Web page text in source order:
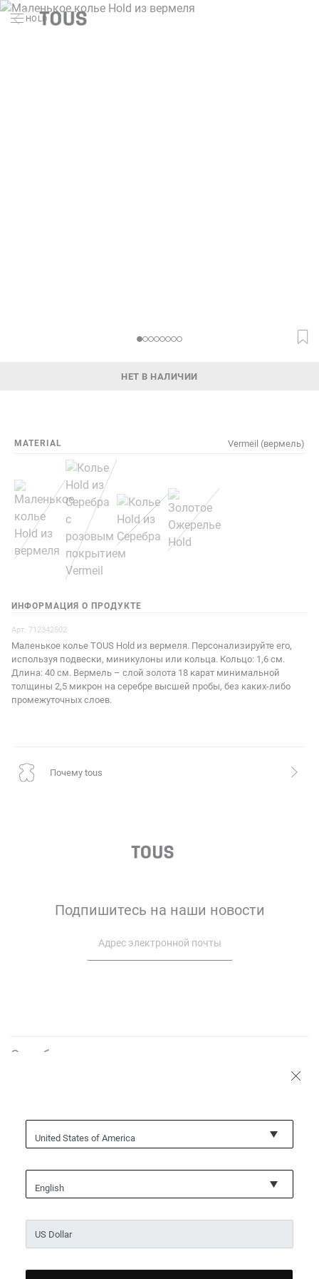
HOLD
НЕТ В НАЛИЧИИ
MATERIAL Vermeil (вермель)
ИНФОРМАЦИЯ О ПРОДУКТЕ
Арт. 712342502
Маленькое колье TOUS Hold из вермеля. Персонализируйте его,
используя подвески, миникулоны или кольца. Кольцо: 1,6 см.
Длина: 40 см. Вермель – слой золота 18 карат минимальной
толщины 2,5 микрон на серебре высшей пробы, без каких-либо
промежуточных слоев.
почему tous
Подпишитесь на наши новости
Служба поддержки
Условия и положения Политика конфиденциальности
ЭТИЧЕСКИЙ КОДЕКС Кодекс этики Ethical channel
United States of America
English